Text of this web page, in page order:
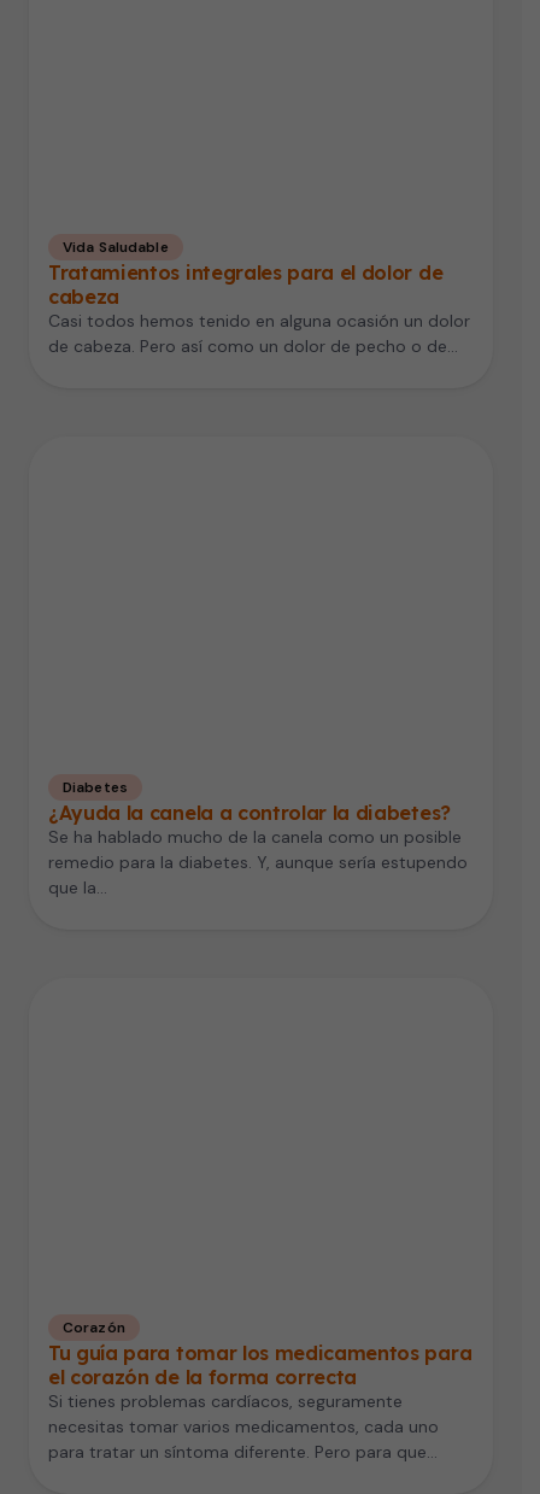
Vida Saludable
Tratamientos integrales para el dolor de
cabeza
Casi todos hemos tenido en alguna ocasión un dolor
de cabeza. Pero así como un dolor de pecho o de…
Diabetes
¿Ayuda la canela a controlar la diabetes?
Se ha hablado mucho de la canela como un posible
remedio para la diabetes. Y, aunque sería estupendo
que la…
Corazón
Tu guía para tomar los medicamentos para
el corazón de la forma correcta
Si tienes problemas cardíacos, seguramente
necesitas tomar varios medicamentos, cada uno
para tratar un síntoma diferente. Pero para que